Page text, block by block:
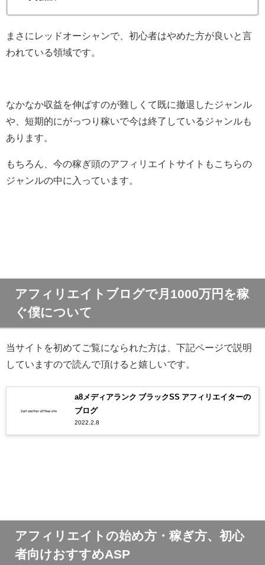
まさにレッドオーシャンで、初心者はやめた方が良いと言
われている領域です。
なかなか収益を伸ばすのが難しくて既に撤退したジャンル
や、短期的にがっつり稼いで今は終了しているジャンルも
あります。
もちろん、今の稼ぎ頭のアフィリエイトサイトもこちらの
ジャンルの中に入っています。
アフィリエイトブログで月1000万円を稼
ぐ僕について
当サイトを初めてご覧になられた方は、下記ページで説明
していますので読んで頂けると嬉しいです。
a8メディアランク ブラックSS アフィリエイターの
ブログ
2022.2.8
アフィリエイトの始め方・稼ぎ方、初心
者向けおすすめASP